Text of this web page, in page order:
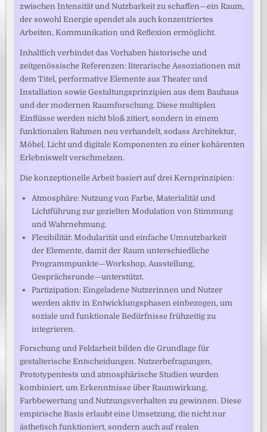
zwischen Intensität und Nutzbarkeit zu schaffen—ein Raum,
der sowohl Energie spendet als auch konzentriertes
Arbeiten, Kommunikation und Reflexion ermöglicht.
Inhaltlich verbindet das Vorhaben historische und
zeitgenössische Referenzen: literarische Assoziationen mit
dem Titel, performative Elemente aus Theater und
Installation sowie Gestaltungsprinzipien aus dem Bauhaus
und der modernen Raumforschung. Diese multiplen
Einflüsse werden nicht bloß zitiert, sondern in einem
funktionalen Rahmen neu verhandelt, sodass Architektur,
Möbel, Licht und digitale Komponenten zu einer kohärenten
Erlebniswelt verschmelzen.
Die konzeptionelle Arbeit basiert auf drei Kernprinzipien:
Atmosphäre: Nutzung von Farbe, Materialität und
Lichtführung zur gezielten Modulation von Stimmung
und Wahrnehmung.
Flexibilität: Modularität und einfache Umnutzbarkeit
der Elemente, damit der Raum unterschiedliche
Programmpunkte—Workshop, Ausstellung,
Gesprächsrunde—unterstützt.
Partizipation: Eingeladene Nutzerinnen und Nutzer
werden aktiv in Entwicklungsphasen einbezogen, um
soziale und funktionale Bedürfnisse frühzeitig zu
integrieren.
Forschung und Feldarbeit bilden die Grundlage für
gestalterische Entscheidungen. Nutzerbefragungen,
Prototypentests und atmosphärische Studien wurden
kombiniert, um Erkenntnisse über Raumwirkung,
Farbbewertung und Nutzungsverhalten zu gewinnen. Diese
empirische Basis erlaubt eine Umsetzung, die nicht nur
ästhetisch funktioniert, sondern auch auf realen